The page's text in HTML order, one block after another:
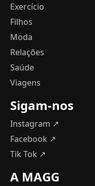
Exercício
Filhos
Moda
Relações
Saúde
Viagens
Sigam-nos
Instagram ↗
Facebook ↗
Tik Tok ↗
A MAGG